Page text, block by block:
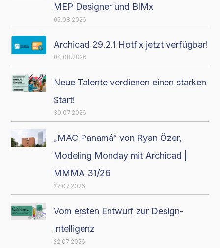
MEP Designer und BIMx
05.08.2026
Archicad 29.2.1 Hotfix jetzt verfügbar!
04.08.2026
Neue Talente verdienen einen starken
Start!
30.07.2026
„MAC Panamá“ von Ryan Özer,
Modeling Monday mit Archicad |
MMMA 31/26
27.07.2026
Vom ersten Entwurf zur Design-
Intelligenz
22.07.2026